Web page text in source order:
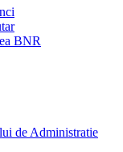
BNR
de Administratie